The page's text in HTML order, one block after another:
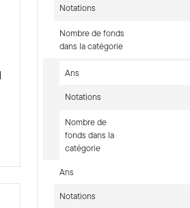
Notations
Nombre de fonds
dans la catégorie
Ans
Notations
Nombre de
fonds dans la
catégorie
Ans
Notations